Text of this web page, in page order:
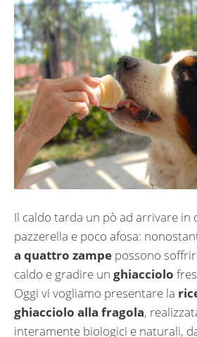
Il caldo tarda un pò ad arrivare in
pazzerella e poco afosa:
a quattro zampe possono
caldo e gradire un ghiacciolo
Oggi vi vogliamo presentare la
ghiacciolo alla fragola,
interamente biologici e naturali,